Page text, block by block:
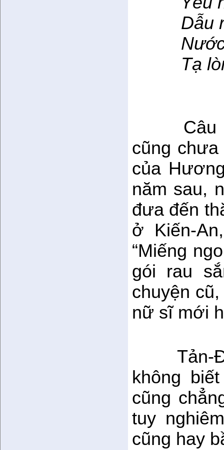
Dẫu
Nước
Tạ
Câu
cũng
của
năm sau,
đưa đến
ở Kiến-
“Miếng
gói rau
chuyện
nữ sĩ mới
Tản-
không
cũng
tuy
cũng hay